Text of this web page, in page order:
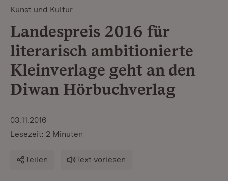
Kunst und Kultur
Landespreis 2016 für
literarisch ambitionierte
Kleinverlage geht an den
Diwan Hörbuchverlag
03.11.2016
Lesezeit: 2 Minuten
Teilen Text vorlesen